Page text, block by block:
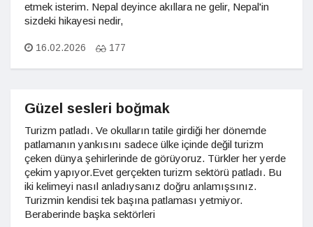
etmek isterim. Nepal deyince akıllara ne gelir, Nepal'in
sizdeki hikayesi nedir,
16.02.2026 177
Güzel sesleri boğmak
Turizm patladı. Ve okulların tatile girdiği her dönemde
patlamanın yankısını sadece ülke içinde değil turizm
çeken dünya şehirlerinde de görüyoruz. Türkler her yerde
çekim yapıyor.Evet gerçekten turizm sektörü patladı. Bu
iki kelimeyi nasıl anladıysanız doğru anlamışsınız.
Turizmin kendisi tek başına patlaması yetmiyor.
Beraberinde başka sektörleri